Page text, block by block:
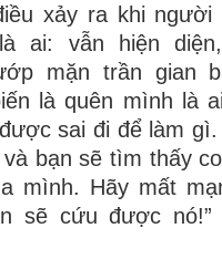
xảy ra khi người
ai: vẫn hiện
mặn trần gian
là quên mình là
sai đi để làm gì.
bạn sẽ tìm thấy
mình. Hãy mất
sẽ cứu được